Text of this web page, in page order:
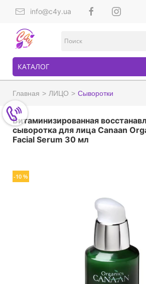
info@c4y.ua
КАТАЛОГ
Главная ЛИЦО Сыворотки
Витаминизированная
сыворотка для лица Canaan
Facial Serum 30 мл
-10 %